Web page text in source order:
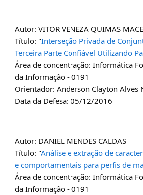
Autor: VITOR VENEZA QUIMAS
Título: "Interseção Privada de
Terceira Parte Confiável Utilizando
Área de concentração: Informática
da Informação - 0191
Orientador: Anderson Clayton Alves
Data da Defesa: 05/12/2016
Autor: DANIEL MENDES CALDAS
Título: "Análise e extração de
e comportamentais para perfis de
Área de concentração: Informática
da Informação - 0191